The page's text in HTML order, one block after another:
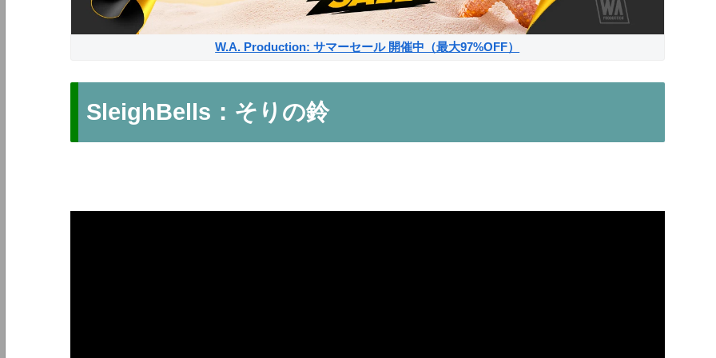
W.A. Production: サマーセール 開催中（最大97%OFF）
SleighBells：そりの鈴